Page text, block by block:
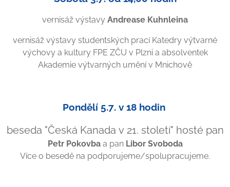
vernisáž výstavy Andrease Kuhnleina
vernisáž výstavy studentských prací Katedry výtvarné
výchovy a kultury FPE ZČU v Plzni a absolventek
Akademie výtvarných umění v Mnichově
Pondělí 5.7. v 18 hodin
beseda "Česká Kanada v 21. století" hosté pan
Petr Pokovba a pan Libor Svoboda
Více o besedě na podporujeme/spolupracujeme.